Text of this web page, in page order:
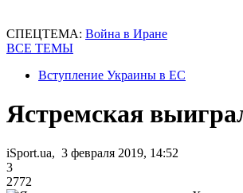
СПЕЦТЕМА: Война в Иране
ВСЕ ТЕМЫ
Вступление Украины в ЕС
Ястремская
iSport.ua, 3 февраля 2019, 14:52
3
2772